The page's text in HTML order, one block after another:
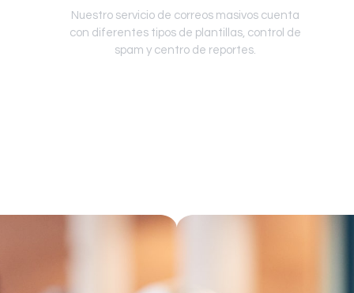
Nuestro servicio de correos masivos cuenta
con diferentes tipos de plantillas, control de
spam y centro de reportes.